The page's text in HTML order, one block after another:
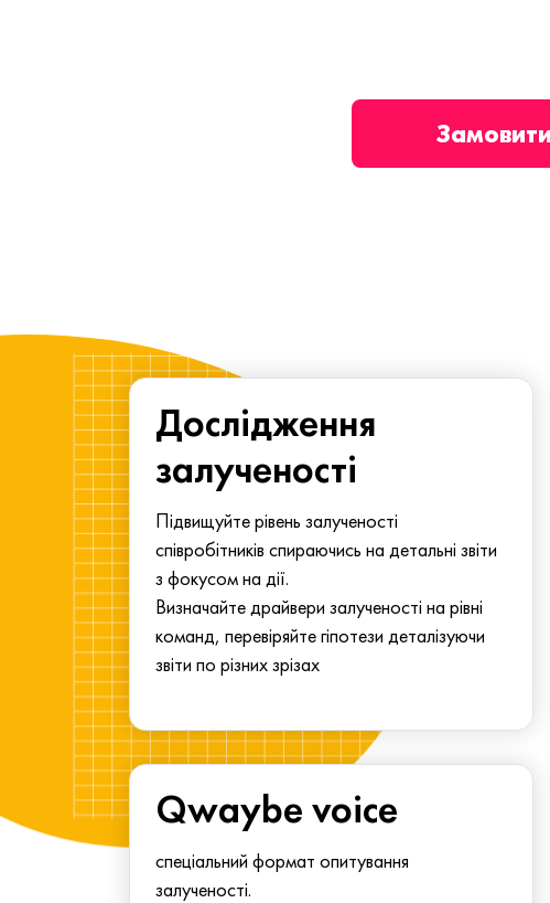
Дослідження
залученості
Підвищуйте рівень залученості
співробітників спираючись на детальні звіти
з фокусом на дії.
Визначайте драйвери залученості на рівні
команд, перевіряйте гіпотези деталізуючи
звіти по різних зрізах
Qwaybe voice
спеціальний формат опитування
залученості.